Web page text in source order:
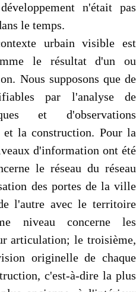
n'était pas
le temps.
urbain visible est
le résultat d'un ou
Nous supposons que de
par l'analyse de
et d'observations
et la construction. Pour la
d'information ont été
le réseau du réseau
des portes de la ville
l'autre avec le territoire
niveau concerne les
articulation; le troisième,
originelle de chaque
c'est-à-dire la plus